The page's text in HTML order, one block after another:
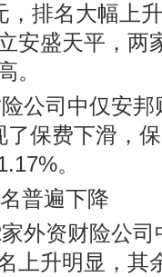
，排名大幅上
安盛天平，两
。
司中仅安邦
保费下滑，
。
普遍下降
资财险公司
上升明显，其